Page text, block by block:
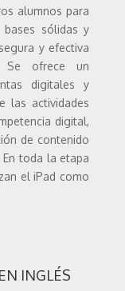
alumnos para
sólidas y
y efectiva
Se ofrece un
digitales y
las actividades
digital,
de contenido
toda la etapa
el iPad como
INGLÉS